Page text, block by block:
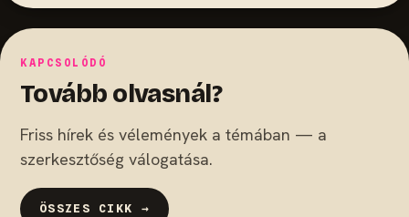
KAPCSOLÓDÓ
Tovább olvasnál?
Friss hírek és vélemények a témában — a
szerkesztőség válogatása.
ÖSSZES CIKK →